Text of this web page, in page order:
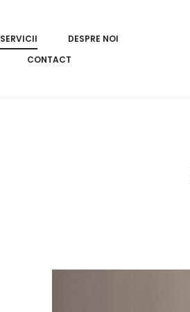
SERVICII
DESPRE NOI
CONTACT